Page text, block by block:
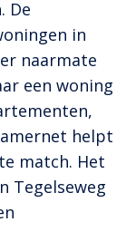
De
in
naarmate
een woning
helpt
match. Het
Tegelseweg